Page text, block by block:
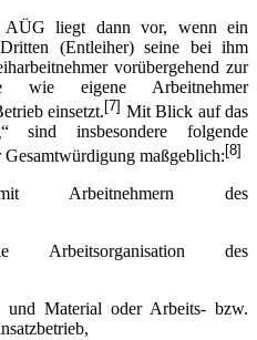
AÜG liegt dann vor, wenn ein
(Entleiher) seine bei ihm
vorübergehend zur
eigene Arbeitnehmer
einsetzt.[7] Mit Blick auf das
sind insbesondere folgende
maßgeblich: [8]
Arbeitnehmern des
des
Material oder Arbeits- bzw.